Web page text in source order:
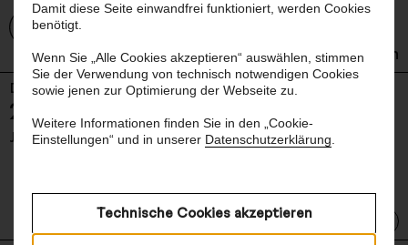
Damit diese Seite einwandfrei funktioniert, werden Cookies
benötigt.
Wenn Sie „Alle Cookies akzeptieren“ auswählen, stimmen
Sie der Verwendung von technisch notwendigen Cookies
sowie jenen zur Optimierung der Webseite zu.
Weitere Informationen finden Sie in den „Cookie-
Einstellungen“ und in unserer Datenschutzerklärung
Technische Cookies akzeptieren
Der Vorverkauf der Spielzeit 26/27 läuft.
Der Vorverkauf des Programms im
Schauspielhaus, im Ballhof und von
Sonderveranstaltungen beginnt in der Regel
jeden letzten Freitag eines Monats für den
übernächsten Monat.
mehr anzeigen
Di
23
Jun
Ballett | zum letzten Mal in dieser Spielzeit
Tanzstück von Goyo Montero mit Musik von
19:30 – 20:45 Uhr, Opernhaus
Mehr dazuGoldberg - Dienstag, 23.